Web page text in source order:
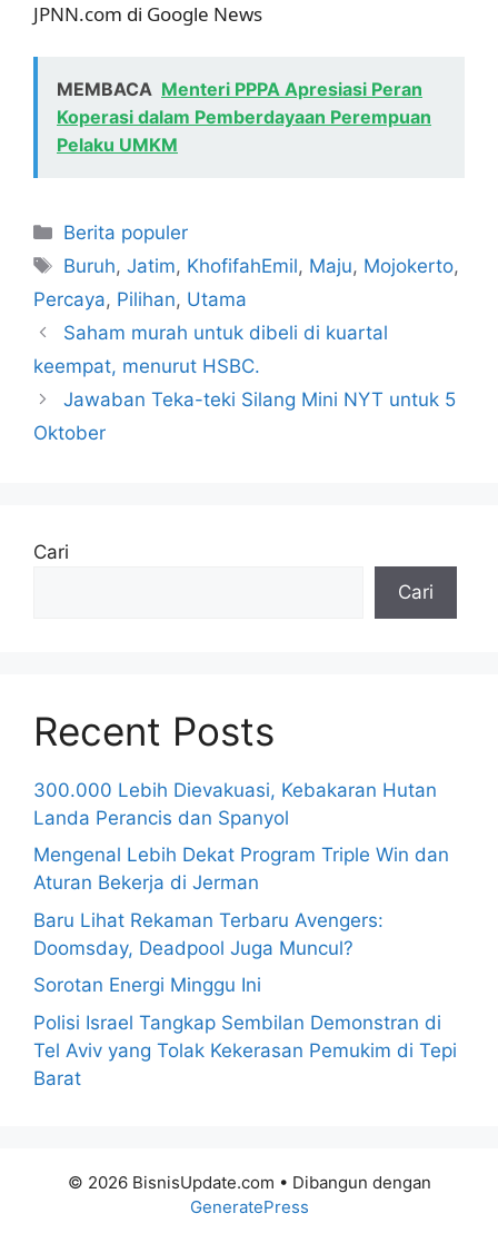
JPNN.com di Google News
MEMBACA Menteri PPPA Apresiasi Peran
Koperasi dalam Pemberdayaan Perempuan
Pelaku UMKM
Kategori
Berita populer
Tag
Buruh,Jatim, KhofifahEmil, Maju, Mojokerto,
Percaya, Pilihan, Utama
Saham murah untuk dibeli di kuartal
keempat, menurut HSBC.
Jawaban Teka-teki Silang Mini NYT untuk 5
Oktober
Cari
Cari
Recent Posts
300.000 Lebih Dievakuasi, Kebakaran Hutan
Landa Perancis dan Spanyol
Mengenal Lebih Dekat Program Triple Win dan
Aturan Bekerja di Jerman
Baru Lihat Rekaman Terbaru Avengers:
Doomsday, Deadpool Juga Muncul?
Sorotan Energi Minggu Ini
Polisi Israel Tangkap Sembilan Demonstran di
Tel Aviv yang Tolak Kekerasan Pemukim di Tepi
Barat
© 2026 BisnisUpdate.com • Dibangun dengan
GeneratePress